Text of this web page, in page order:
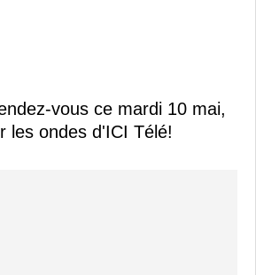
vous ce mardi 10 mai,
les ondes d'ICI Télé!